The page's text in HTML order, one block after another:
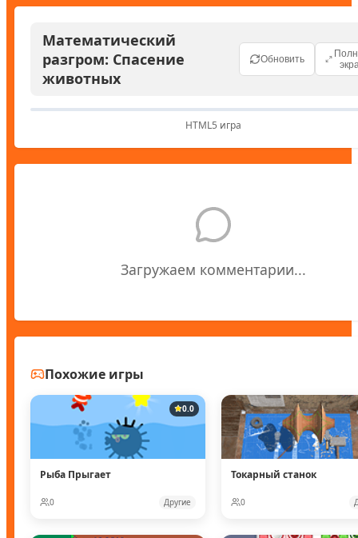
Математический
разгром: Спасение
животных
Обновить
HTML5 игра
Загружаем комментарии...
Похожие игры
0.0
Рыба Прыгает
0 Другие
Токарный станок
0